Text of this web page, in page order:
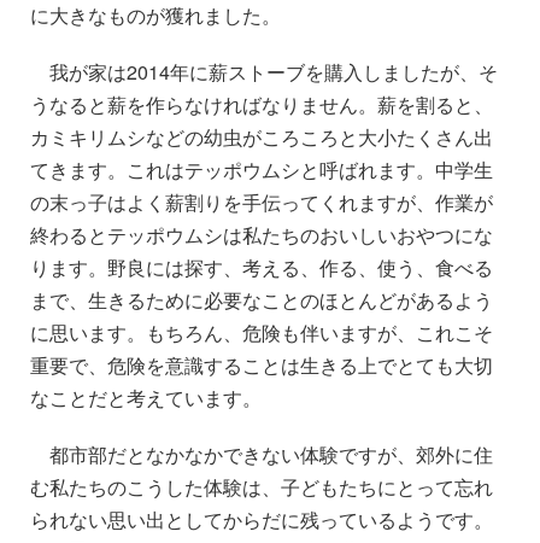
に大きなものが獲れました。
我が家は2014年に薪ストーブを購入しましたが、そ
うなると薪を作らなければなりません。薪を割ると、
カミキリムシなどの幼虫がころころと大小たくさん出
てきます。これはテッポウムシと呼ばれます。中学生
の末っ子はよく薪割りを手伝ってくれますが、作業が
終わるとテッポウムシは私たちのおいしいおやつにな
ります。野良には探す、考える、作る、使う、食べる
まで、生きるために必要なことのほとんどがあるよう
に思います。もちろん、危険も伴いますが、これこそ
重要で、危険を意識することは生きる上でとても大切
なことだと考えています。
都市部だとなかなかできない体験ですが、郊外に住
む私たちのこうした体験は、子どもたちにとって忘れ
られない思い出としてからだに残っているようです。